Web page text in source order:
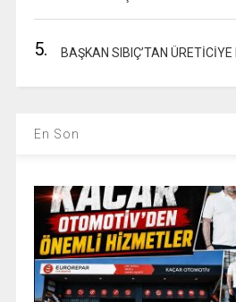
5. BAŞKAN SIBIÇ’TAN
En Son